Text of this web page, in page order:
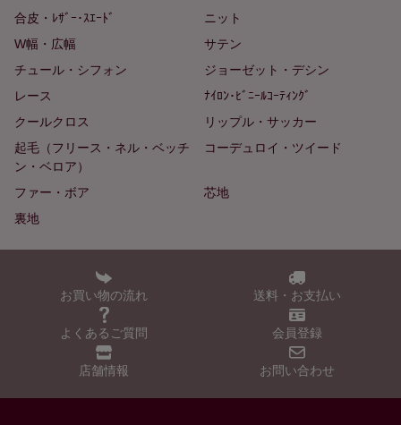
合皮・ﾚｻﾞｰ･ｽｴｰﾄﾞ
ニット
W幅・広幅
サテン
チュール・シフォン
ジョーゼット・デシン
レース
ﾅｲﾛﾝ･ﾋﾞﾆｰﾙｺｰﾃｨﾝｸﾞ
クールクロス
リップル・サッカー
起毛（フリース・ネル・ベッチ
ン・ベロア）
コーデュロイ・ツイード
ファー・ボア
芯地
裏地
お買い物の流れ 送料・お支払い
よくあるご質問 会員登録
店舗情報 お問い合わせ